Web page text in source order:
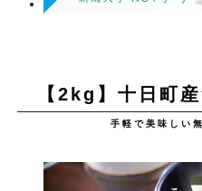
【2kg】十日町
手軽で美味しい